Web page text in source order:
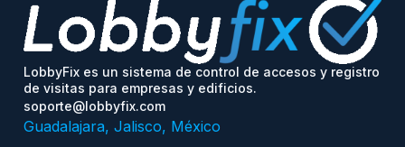
LobbyFix es un sistema de control de accesos y registro
de visitas para empresas y edificios.
soporte@lobbyfix.com
Guadalajara, Jalisco, México